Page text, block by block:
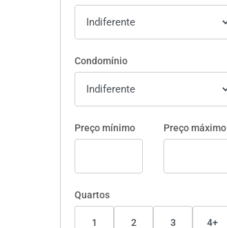
Condomínio
Preço mínimo Preço máximo
Quartos
1 2 3 4+